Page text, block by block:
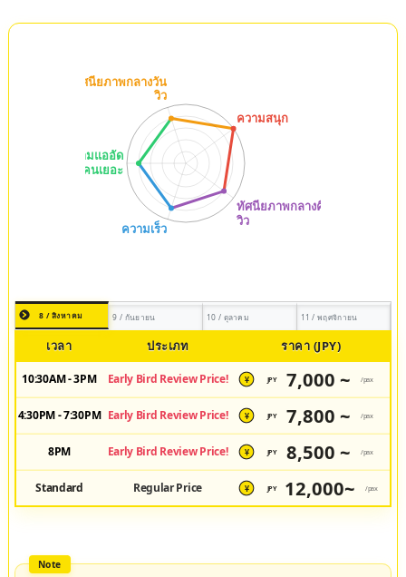
8 / สิงหาคม 9 / กันยายน 10 / ตุลาคม 11 / พฤศจิกายน
เวลา ประเภท ราคา (JPY)
10:30AM - 3PM Early Bird Review Price! ¥ JPY 7,000 ~ /pax
4:30PM - 7:30PM Early Bird Review Price! ¥ JPY 7,800 ~ /pax
8PM Early Bird Review Price! ¥ JPY 8,500 ~ /pax
Standard Regular Price ¥ JPY 12,000~ /pax